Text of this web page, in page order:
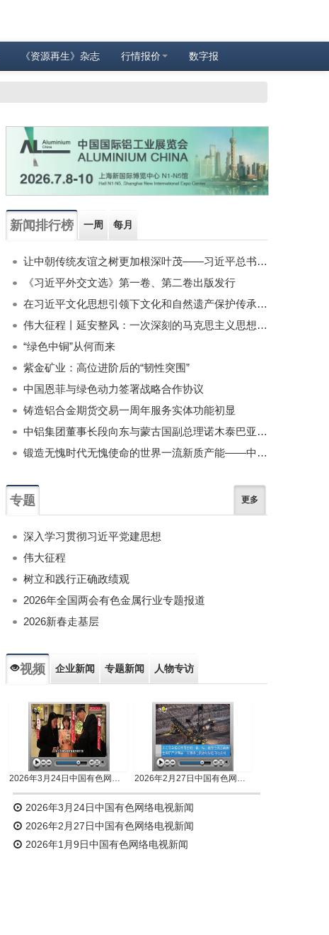
《资源再生》杂志 行情报价 数字报
新闻排行榜 一周 每月
让中朝传统友谊之树更加根深叶茂——习近平总书记对朝鲜进行国事访问纪实
《习近平外交文选》第一卷、第二卷出版发行
在习近平文化思想引领下文化和自然遗产保护传承利用工作开创新局面
伟大征程丨延安整风：一次深刻的马克思主义思想教育运动
“绿色中铜”从何而来
紫金矿业：高位进阶后的“韧性突围”
中国恩菲与绿色动力签署战略合作协议
铸造铝合金期货交易一周年服务实体功能初显
中铝集团董事长段向东与蒙古国副总理诺木泰巴亚尔举行会谈
锻造无愧时代无愧使命的世界一流新质产能——中国有色金属工业的战略应对与破局之道（二）
专题 更多
深入学习贯彻习近平党建思想
伟大征程
树立和践行正确政绩观
2026年全国两会有色金属行业专题报道
2026新春走基层
视频 企业新闻 专题新闻 人物专访
2026年3月24日中国有色网络电视新闻 2026年2月27日中国有色网络电视新闻
2026年3月24日中国有色网络电视新闻
2026年2月27日中国有色网络电视新闻
2026年1月9日中国有色网络电视新闻